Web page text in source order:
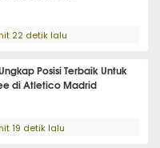
22 detik lalu
Posisi Terbaik Untuk
di Atletico Madrid
19 detik lalu